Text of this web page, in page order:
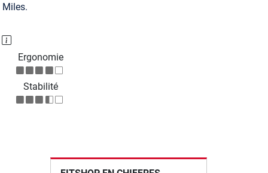
Miles.
Ergonomie
Stabilité